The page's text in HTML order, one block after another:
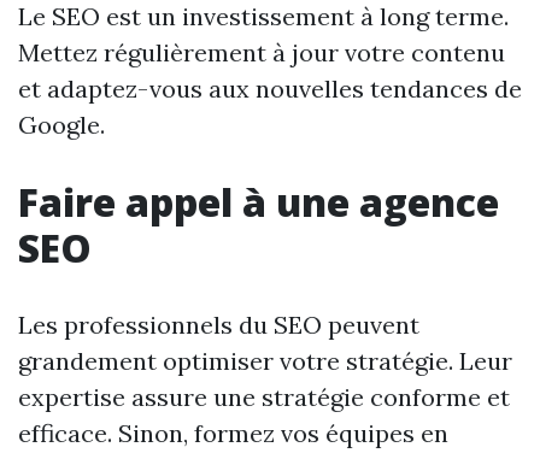
Le SEO est un investissement à long terme.
Mettez régulièrement à jour votre contenu
et adaptez-vous aux nouvelles tendances de
Google.
Faire appel à une agence
SEO
Les professionnels du SEO peuvent
grandement optimiser votre stratégie. Leur
expertise assure une stratégie conforme et
efficace. Sinon, formez vos équipes en